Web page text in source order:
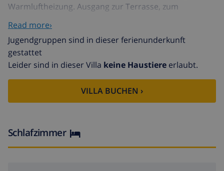
Warmluftheizung. Ausgang zur Terrasse, zum
Warmluftheizung. Ausgang zur Terrasse, zum
Schwimmbad. 1 Zimmer mit 2 Betten (90 cm, Länge 200
cm), Klimaanlage und Warmluftheizung. 2 Bäder/WC.
Obergeschoss: 1 Zimmer mit 1 franz. Bett (180 cm,
Länge 200 cm), Dusche/WC. Ausgang zur Terrasse. 2
grosse Terrassen. Terrassenmöbel, Gartengrill,
Liegestühle. Seitliche Sicht auf das Meer und die
Kinderhochstuhl, Babybett, Haartrockner. Internet
Read more›
Jugendgruppen sind in dieser ferienunderkunft
gestattet
Leider sind in dieser Villa keine Haustiere erlaubt.
VILLA BUCHEN ›
Schlafzimmer